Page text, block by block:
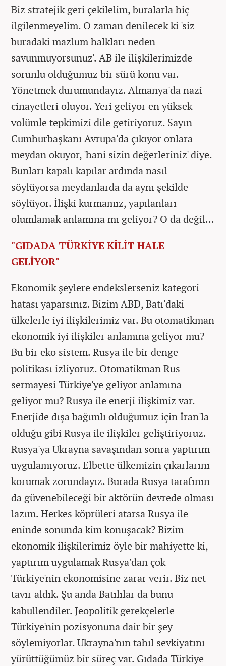
Biz stratejik geri çekilelim, buralarla hiç
ilgilenmeyelim. O zaman denilecek ki 'siz
buradaki mazlum halkları neden
savunmuyorsunuz'. AB ile ilişkilerimizde
sorunlu olduğumuz bir sürü konu var.
Yönetmek durumundayız. Almanya'da nazi
cinayetleri oluyor. Yeri geliyor en yüksek
volümle tepkimizi dile getiriyoruz. Sayın
Cumhurbaşkanı Avrupa'da çıkıyor onlara
meydan okuyor, 'hani sizin değerleriniz' diye.
Bunları kapalı kapılar ardında nasıl
söylüyorsa meydanlarda da aynı şekilde
söylüyor. İlişki kurmamız, yapılanları
olumlamak anlamına mı geliyor? O da değil...
"GIDADA TÜRKİYE KİLİT HALE
GELİYOR"
Ekonomik şeylere endekslerseniz kategori
hatası yaparsınız. Bizim ABD, Batı'daki
ülkelerle iyi ilişkilerimiz var. Bu otomatikman
ekonomik iyi ilişkiler anlamına geliyor mu?
Bu bir eko sistem. Rusya ile bir denge
politikası izliyoruz. Otomatikman Rus
sermayesi Türkiye'ye geliyor anlamına
geliyor mu? Rusya ile enerji ilişkimiz var.
Enerjide dışa bağımlı olduğumuz için İran'la
olduğu gibi Rusya ile ilişkiler geliştiriyoruz.
Rusya'ya Ukrayna savaşından sonra yaptırım
uygulamıyoruz. Elbette ülkemizin çıkarlarını
korumak zorundayız. Burada Rusya tarafının
da güvenebileceği bir aktörün devrede olması
lazım. Herkes köprüleri atarsa Rusya ile
eninde sonunda kim konuşacak? Bizim
ekonomik ilişkilerimiz öyle bir mahiyette ki,
yaptırım uygulamak Rusya'dan çok
Türkiye'nin ekonomisine zarar verir. Biz net
tavır aldık. Şu anda Batılılar da bunu
kabullendiler. Jeopolitik gerekçelerle
Türkiye'nin pozisyonuna dair bir şey
söylemiyorlar. Ukrayna'nın tahıl sevkiyatını
yürüttüğümüz bir süreç var. Gıdada Türkiye